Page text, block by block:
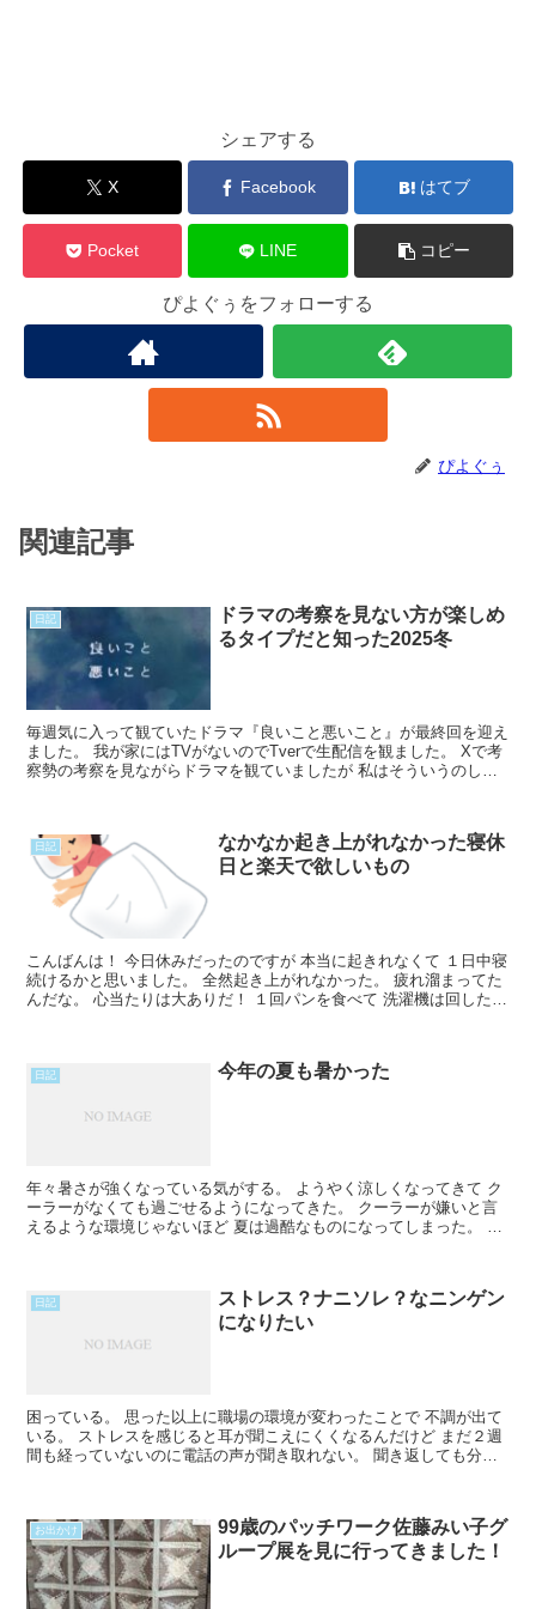
シェアする
X Facebook はてブ
Pocket LINE コピー
ぴよぐぅをフォローする
ぴよぐぅ
関連記事
日記
ドラマの考察を見ない方が楽しめ
るタイプだと知った2025冬
毎週気に入って観ていたドラマ『良いこと悪いこと』が最終回を迎え
ました。 我が家にはTVがないのでTverで生配信を観ました。 Xで考
察勢の考察を見ながらドラマを観ていましたが 私はそういうのしな
日記
なかなか起き上がれなかった寝休
日と楽天で欲しいもの
こんばんは！ 今日休みだったのですが 本当に起きれなくて １日中寝
続けるかと思いました。 全然起き上がれなかった。 疲れ溜まってた
んだな。 心当たりは大ありだ！ １回パンを食べて 洗濯機は回したん
日記 今年の夏も暑かった
年々暑さが強くなっている気がする。 ようやく涼しくなってきて ク
ーラーがなくても過ごせるようになってきた。 クーラーが嫌いと言
えるような環境じゃないほど 夏は過酷なものになってしまった。 今
日記
ストレス？ナニソレ？なニンゲン
になりたい
困っている。 思った以上に職場の環境が変わったことで 不調が出て
いる。 ストレスを感じると耳が聞こえにくくなるんだけど まだ２週
間も経っていないのに電話の声が聞き取れない。 聞き返しても分か
お出かけ
99歳のパッチワーク佐藤みい子グ
ループ展を見に行ってきました！